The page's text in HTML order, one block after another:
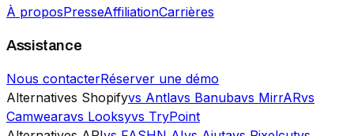
À proposPresseAffiliationCarrières
Assistance
Nous contacterRéserver une démo
Alternatives Shopifyvs Antlavs Banubavs MirrARvs
Camwearavs Looksyvs TryPoint